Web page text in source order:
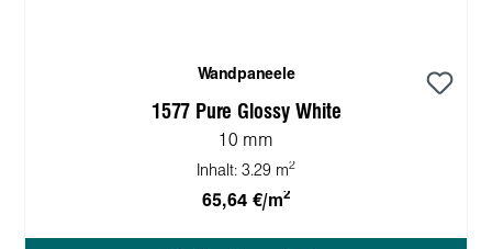
Wandpaneele
1577 Pure Glossy White
10 mm
Inhalt: 3.29 m2
65,64 €/m2